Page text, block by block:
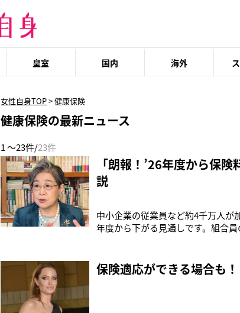
皇室 国内 海外
女性自身TOP>健康保険
健康保険の最新ニュース
1 ～23件/23件
「朗報！’26年度から保
説
中小企業の従業員など約4千万人が
年度から下がる見通しです。組合
度からは0.1ポイント下がって9.9
で2年連
保険適応ができる場合も